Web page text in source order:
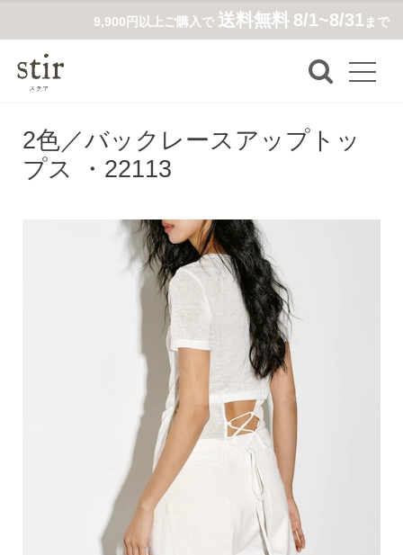
9,900円以上ご購入で 送料無料 8/1~8/31まで
2色／バックレースアップトッ
プス ・22113